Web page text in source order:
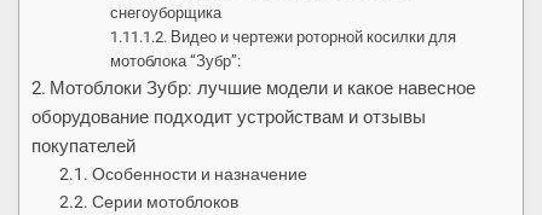
снегоуборщика
Видео и чертежи роторной косилки для
мотоблока “Зубр”:
Мотоблоки Зубр: лучшие модели и какое навесное
оборудование подходит устройствам и отзывы
покупателей
Особенности и назначение
Серии мотоблоков